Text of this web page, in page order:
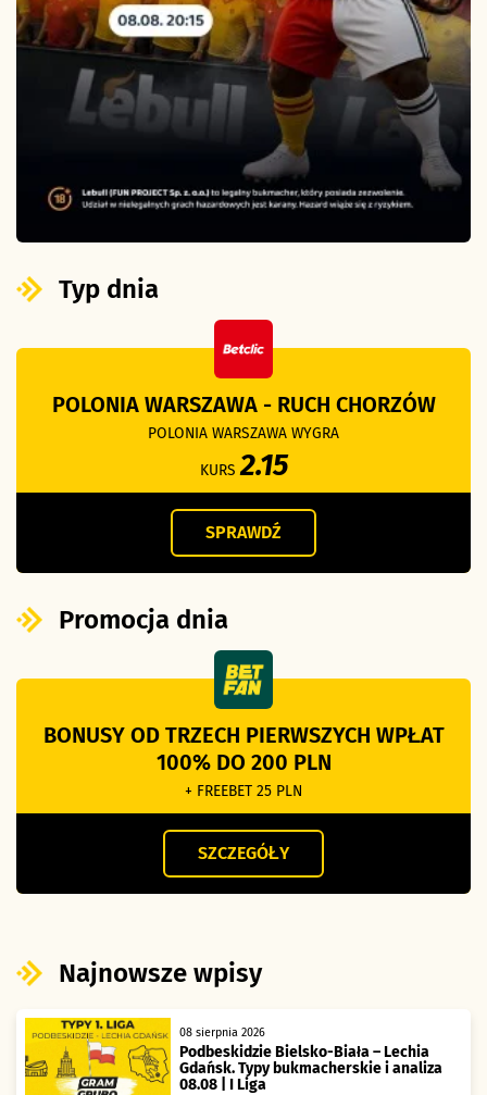
Typ dnia
POLONIA WARSZAWA - RUCH CHORZÓW
POLONIA WARSZAWA WYGRA
KURS2.15
SPRAWDŹ
Promocja dnia
BONUSY OD TRZECH PIERWSZYCH WPŁAT
100% DO 200 PLN
+ FREEBET 25 PLN
SZCZEGÓŁY
Najnowsze wpisy
08 sierpnia 2026
Podbeskidzie Bielsko-Biała – Lechia
Gdańsk. Typy bukmacherskie i analiza
08.08 | I Liga